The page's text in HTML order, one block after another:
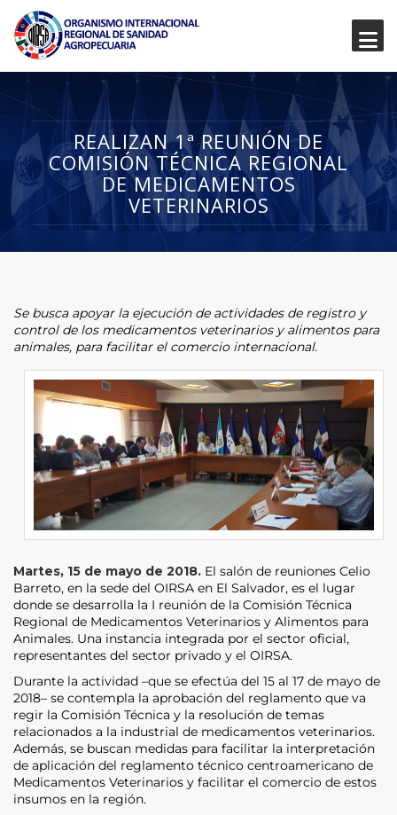
REALIZAN 1ª REUNIÓN DE
COMISIÓN TÉCNICA REGIONAL
DE MEDICAMENTOS
VETERINARIOS
Se busca apoyar la ejecución de actividades de registro y
control de los medicamentos veterinarios y alimentos para
animales, para facilitar el comercio internacional.
Martes, 15 de mayo de 2018. El salón de reuniones Celio
Barreto, en la sede del OIRSA en El Salvador, es el lugar
donde se desarrolla la I reunión de la Comisión Técnica
Regional de Medicamentos Veterinarios y Alimentos para
Animales. Una instancia integrada por el sector oficial,
representantes del sector privado y el OIRSA.
Durante la actividad –que se efectúa del 15 al 17 de mayo de
2018– se contempla la aprobación del reglamento que va
regir la Comisión Técnica y la resolución de temas
relacionados a la industrial de medicamentos veterinarios.
Además, se buscan medidas para facilitar la interpretación
de aplicación del reglamento técnico centroamericano de
Medicamentos Veterinarios y facilitar el comercio de estos
insumos en la región.